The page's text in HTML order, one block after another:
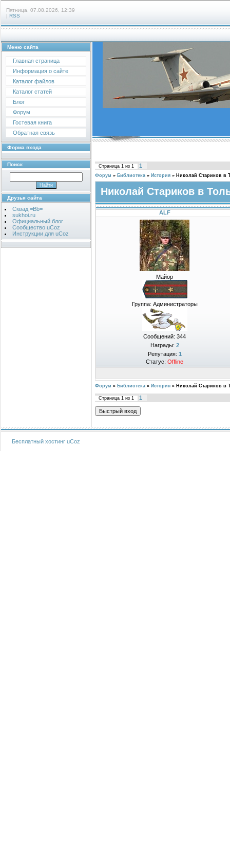
Пятница, 07.08.2026, 12:39
| RSS
Меню сайта
Главная страница
Информация о сайте
Каталог файлов
Каталог статей
Блог
Форум
Гостевая книга
Обратная связь
Форма входа
Поиск
Друзья сайта
Сквад =Bb=
sukhoi.ru
Официальный блог
Сообщество uCoz
Инструкции для uCoz
Страница 1 из 1 1
Форум » Библиотека » История » Николай Стариков в
Николай Стариков в
ALF
Майор
Группа: Администраторы
Сообщений: 344
Награды: 2
Репутация: 1
Статус: Offline
Форум » Библиотека » История » Николай Стариков в
Страница 1 из 1 1
Бесплатный хостинг uCoz